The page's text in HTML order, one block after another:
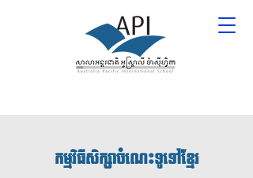
កម្មវិធីសិក្សាចំណេះទូទៅខ្មែរ